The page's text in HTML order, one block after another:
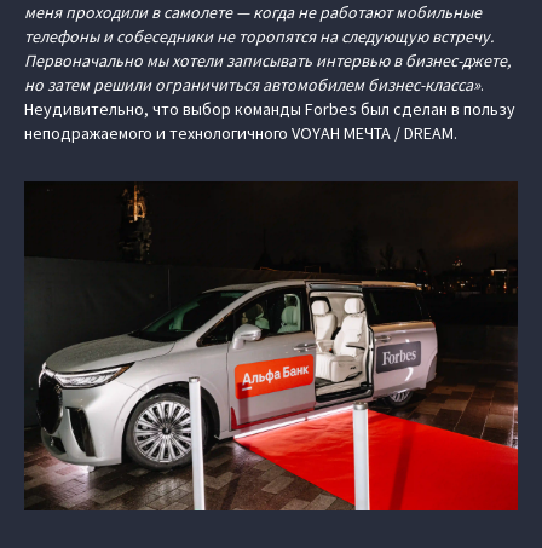
меня проходили в самолете — когда не работают мобильные
телефоны и собеседники не торопятся на следующую встречу.
Первоначально мы хотели записывать интервью в бизнес-джете,
но затем решили ограничиться автомобилем бизнес-класса».
Неудивительно, что выбор команды Forbes был сделан в пользу
неподражаемого и технологичного VOYAH МЕЧТА / DREAM.